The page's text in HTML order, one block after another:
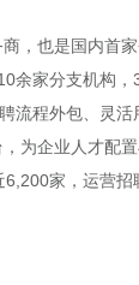
，也是国内首
家分支机构
流程外包、灵
为企业人才配
家，运营